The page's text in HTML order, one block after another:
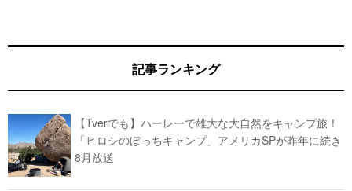
記事ランキング
【Tverでも】ハーレーで雄大な大自然をキャンプ旅！
「ヒロシのぼっちキャンプ」アメリカSPが昨年に続き
8月放送